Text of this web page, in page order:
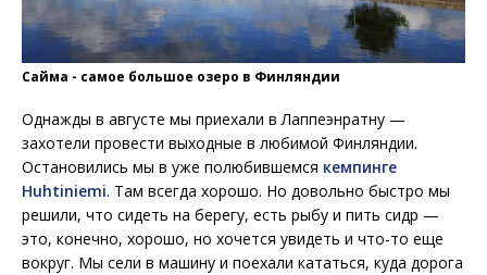
Сайма - самое большое озеро в Финляндии
Однажды в августе мы приехали в Лаппеэнратну —
захотели провести выходные в любимой Финляндии.
Остановились мы в уже полюбившемся кемпинге
Huhtiniemi. Там всегда хорошо. Но довольно быстро мы
решили, что сидеть на берегу, есть рыбу и пить сидр —
это, конечно, хорошо, но хочется увидеть и что-то еще
вокруг. Мы сели в машину и поехали кататься, куда дорога